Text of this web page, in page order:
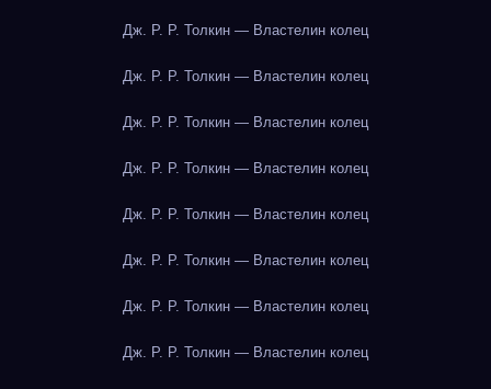
Дж. Р. Р. Толкин — Властелин колец
Дж. Р. Р. Толкин — Властелин колец
Дж. Р. Р. Толкин — Властелин колец
Дж. Р. Р. Толкин — Властелин колец
Дж. Р. Р. Толкин — Властелин колец
Дж. Р. Р. Толкин — Властелин колец
Дж. Р. Р. Толкин — Властелин колец
Дж. Р. Р. Толкин — Властелин колец